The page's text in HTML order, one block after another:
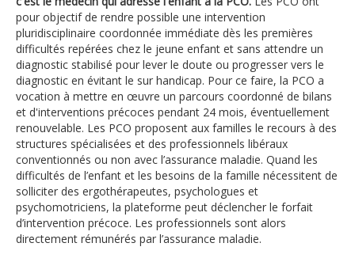
pour objectif de rendre possible une intervention
pluridisciplinaire coordonnée immédiate dès les premières
difficultés repérées chez le jeune enfant et sans attendre un
diagnostic stabilisé pour lever le doute ou progresser vers le
diagnostic en évitant le sur handicap. Pour ce faire, la PCO a
vocation à mettre en œuvre un parcours coordonné de bilans
et d'interventions précoces pendant 24 mois, éventuellement
renouvelable. Les PCO proposent aux familles le recours à des
structures spécialisées et des professionnels libéraux
conventionnés ou non avec l’assurance maladie. Quand les
difficultés de l’enfant et les besoins de la famille nécessitent de
solliciter des ergothérapeutes, psychologues et
psychomotriciens, la plateforme peut déclencher le forfait
d’intervention précoce. Les professionnels sont alors
directement rémunérés par l’assurance maladie.